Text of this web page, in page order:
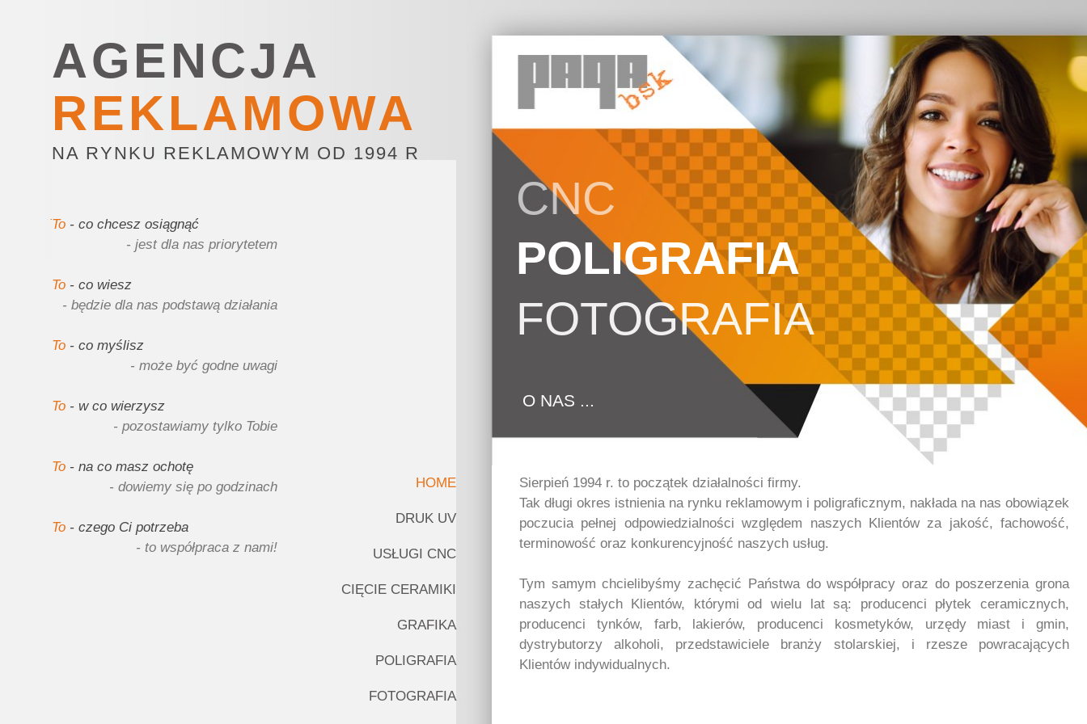
AGENCJA
REKLAMOWA
NA RYNKU REKLAMOWYM OD 1994 R
CNC
POLIGRAFIA
FOTOGRAFIA
O NAS ...
To - co chcesz osiągnąć
- jest dla nas priorytetem
To - co wiesz
- będzie dla nas podstawą działania
To - co myślisz
- może być godne uwagi
To - w co wierzysz
- pozostawiamy tylko Tobie
To - na co masz ochotę
- dowiemy się po godzinach
To - czego Ci potrzeba
- to współpraca z nami!
HOME
DRUK UV
USŁUGI CNC
CIĘCIE CERAMIKI
GRAFIKA
POLIGRAFIA
FOTOGRAFIA
Sierpień 1994 r. to początek działalności firmy.
Tak długi okres istnienia na rynku reklamowym i poligraficznym, nakłada na nas obowiązek
poczucia pełnej odpowiedzialności względem naszych Klientów za jakość, fachowość,
terminowość oraz konkurencyjność naszych usług.
Tym samym chcielibyśmy zachęcić Państwa do współpracy oraz do poszerzenia grona
naszych stałych Klientów, którymi od wielu lat są: producenci płytek ceramicznych,
producenci tynków, farb, lakierów, producenci kosmetyków, urzędy miast i gmin,
dystrybutorzy alkoholi, przedstawiciele branży stolarskiej, i rzesze powracających
Klientów indywidualnych.